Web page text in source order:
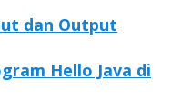
dan Output
Hello Java di